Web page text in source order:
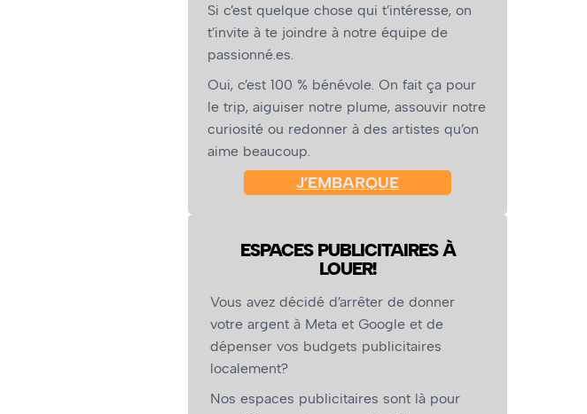
Si c’est quelque chose qui t’intéresse, on
t’invite à te joindre à notre équipe de
passionné.es.
Oui, c’est 100 % bénévole. On fait ça pour
le trip, aiguiser notre plume, assouvir notre
curiosité ou redonner à des artistes qu’on
aime beaucoup.
J’EMBARQUE
ESPACES PUBLICITAIRES À
LOUER!
Vous avez décidé d’arrêter de donner
votre argent à Meta et Google et de
dépenser vos budgets publicitaires
localement?
Nos espaces publicitaires sont là pour